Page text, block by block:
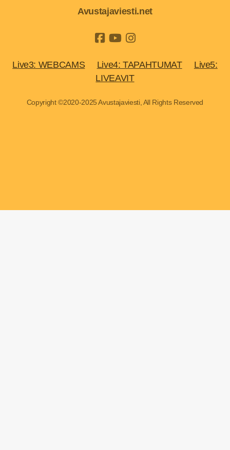
Avustajaviesti.net
Live3: WEBCAMS Live4: TAPAHTUMAT
Live5:
LIVEAVIT
Copyright ©2020-2025 Avustajaviesti, All Rights Reserved